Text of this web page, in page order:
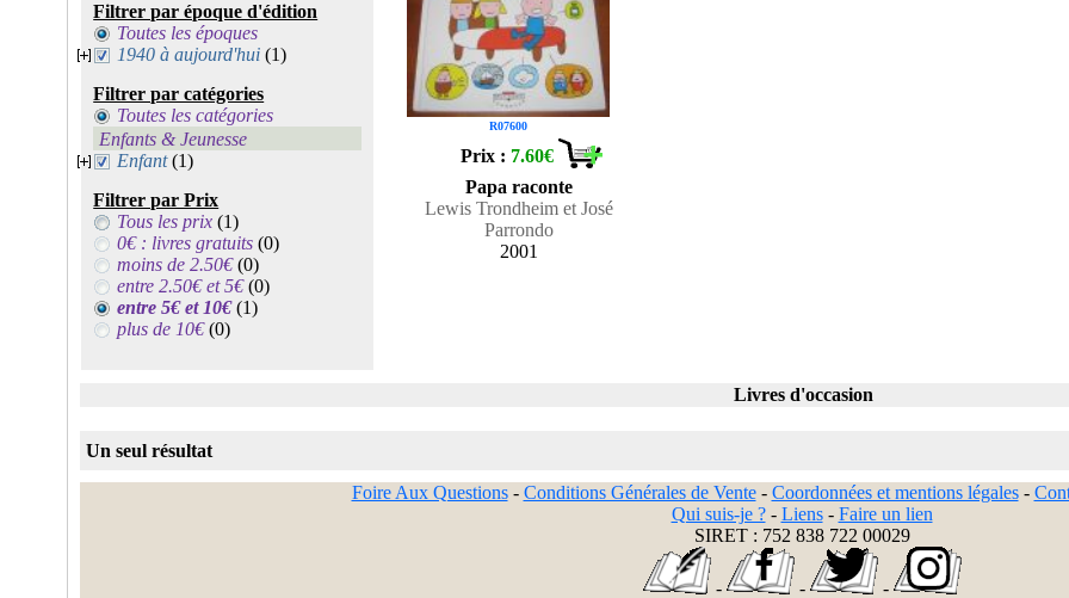
Filtrer par époque d'édition
Toutes les époques
1940 à aujourd'hui (1)
Filtrer par catégories
Toutes les catégories
Enfants & Jeunesse
Enfant(1)
Filtrer par Prix
Tous les prix (1)
0€ : livres gratuits(0)
moins de 2.50€(0)
entre 2.50€ et 5€(0)
entre 5€ et 10€ (1)
plus de 10€(0)
R07600
Prix : 7.60€
Papa raconte
Lewis Trondheim et José
Parrondo
2001
Livres d'occasion
Un seul résultat
Foire Aux Questions- Conditions Générales de Vente- Coordonnées et mentions légales-
Qui suis-je ?- Liens- Faire un lien
SIRET : 752 838 722 00029
- - -